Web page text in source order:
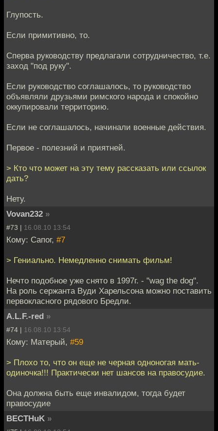
Глупость.
Если примитивно, то.
Сперва руководству предлагали сотрудничество, т.е.
заход "под руку".
Если руководство соглашалось, то руководство
объявляли друзьями римского народа и спокойно
оккупировали территорию.
Если не соглашалось, начинали военные действия.
Первое - полезний и приятней.
> Кто что может на эту тему рассказать или ссылок
дать?
Нету.
Vovan232 »
#73 | 16.08.10 13:54
Кому: Сапог, #7
> Гениально. Немедленно снимать фильм!
Нечто подобное уже снято в 1997г. - "wag the dog".
На роль сержанта Вуди Харельсона можно поставить
первокласного рядового Бредли.
A.L.F.-red »
#74 | 16.08.10 13:54
Кому: Матерый, #59
> Плохо то, что он еще не черная одноногая мать-
одиночка!!! Практически нет шансов на правосудие.
Она должна быть еще инвалидом, тогда будет
правосудие
BECTHuK »